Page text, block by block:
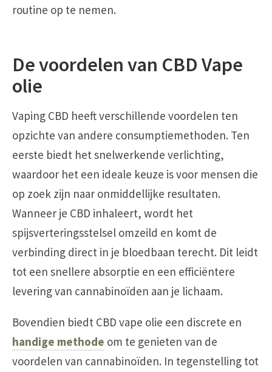
routine op te nemen.
De voordelen van CBD Vape
olie
Vaping CBD heeft verschillende voordelen ten
opzichte van andere consumptiemethoden. Ten
eerste biedt het snelwerkende verlichting,
waardoor het een ideale keuze is voor mensen die
op zoek zijn naar onmiddellijke resultaten.
Wanneer je CBD inhaleert, wordt het
spijsverteringsstelsel omzeild en komt de
verbinding direct in je bloedbaan terecht. Dit leidt
tot een snellere absorptie en een efficiëntere
levering van cannabinoïden aan je lichaam.
Bovendien biedt CBD vape olie een discrete en
handige methode om te genieten van de
voordelen van cannabinoïden. In tegenstelling tot